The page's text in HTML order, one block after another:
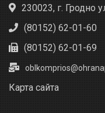
230023, г. Гродно
(80152) 62-01-60
(80152) 62-01-69
Карта сайта